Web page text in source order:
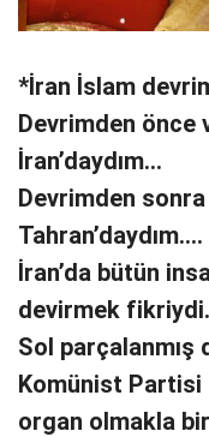
*İran İslam
Devrimden önce
İran’daydım…
Devrimden
Tahran’daydım….
İran’da bütün
devirmek
Sol parçalanmış
Komünist Partisi
organ olmakla